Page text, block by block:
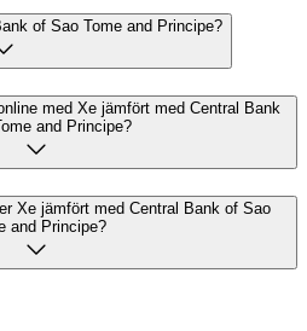
of Sao Tome and Principe?
med Xe jämfört med Central Bank
and Principe?
Xe jämfört med Central Bank of Sao
and Principe?